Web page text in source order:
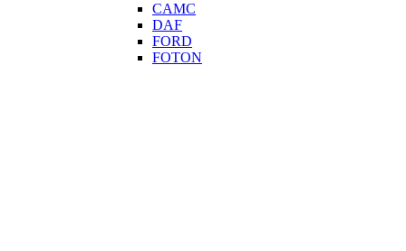
CAMC
DAF
FORD
FOTON